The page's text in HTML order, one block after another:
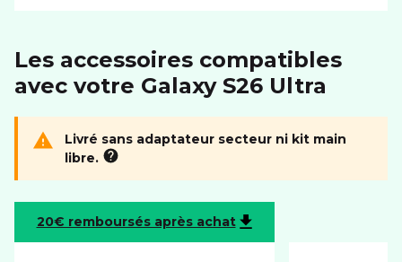
Dimensions (LxIxH)
163.6 x 78.1 x 7.9 mm
Poids
214 g
Résolution
CONNECTIVITÉ
Les accessoires compatibles
avec votre Galaxy S26 Ultra
Livré sans adaptateur secteur ni kit main
libre.
20€ remboursés après achat